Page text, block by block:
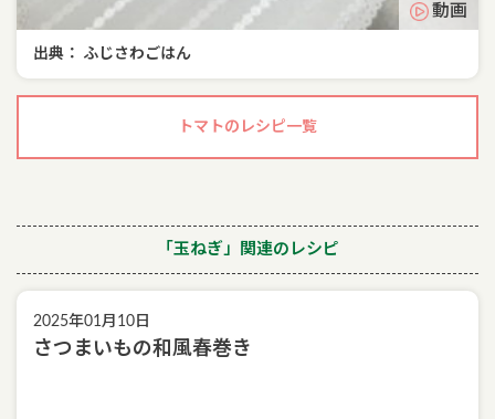
動画
出典： ふじさわごはん
トマトのレシピ一覧
「玉ねぎ」関連のレシピ
2025年01月10日
さつまいもの和風春巻き